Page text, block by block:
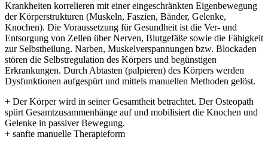
Krankheiten korrelieren mit einer eingeschränkten Eigenbewegung
der Körperstrukturen (Muskeln, Faszien, Bänder, Gelenke,
Knochen). Die Voraussetzung für Gesundheit ist die Ver- und
Entsorgung von Zellen über Nerven, Blutgefäße sowie die Fähigkeit
zur Selbstheilung. Narben, Muskelverspannungen bzw. Blockaden
stören die Selbstregulation des Körpers und begünstigen
Erkrankungen. Durch Abtasten (palpieren) des Körpers werden
Dysfunktionen aufgespürt und mittels manuellen Methoden gelöst.
+ Der Körper wird in seiner Gesamtheit betrachtet. Der Osteopath
spürt Gesamtzusammenhänge auf und mobilisiert die Knochen und
Gelenke in passiver Bewegung.
+ sanfte manuelle Therapieform